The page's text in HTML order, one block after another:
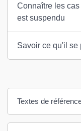
Connaître les
est suspendu
Savoir ce qu'il se
Textes de